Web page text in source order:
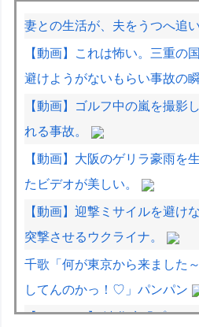
妻との生活が、夫をうつへ追
【動画】これは怖い。三重の
避けようがないもらい事故の瞬
【動画】ゴルフ中の嵐を撮影
れる事故。
【動画】大阪のゲリラ豪雨を
たビデオが美しい。
【動画】迎撃ミサイルを避け
突撃させるウクライナ。
千歌「何が東京から来ました
してんのかっ！♡」パンパン
【デレマス】 渋谷凛「プロデ